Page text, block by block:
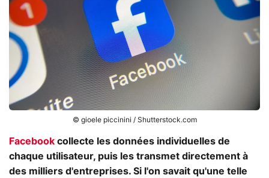
© gioele piccinini / Shutterstock.com
Facebook collecte les données individuelles de
chaque utilisateur, puis les transmet directement à
des milliers d'entreprises. Si l'on savait qu'une telle